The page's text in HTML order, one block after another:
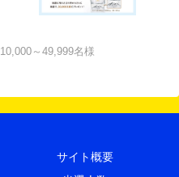
10,000～49,999名様
サイト概要